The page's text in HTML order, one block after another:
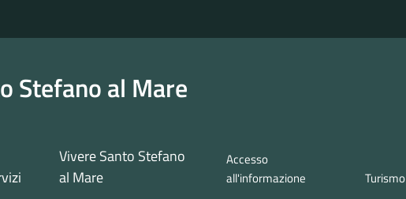
Stefano al Mare
Vivere Santo Stefano
al Mare
Accesso
all'informazione
Turismo